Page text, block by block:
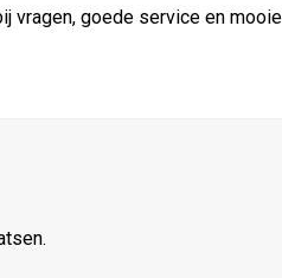
vragen, goede service en